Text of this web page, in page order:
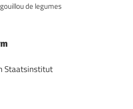
de legumes
Staatsinstitut